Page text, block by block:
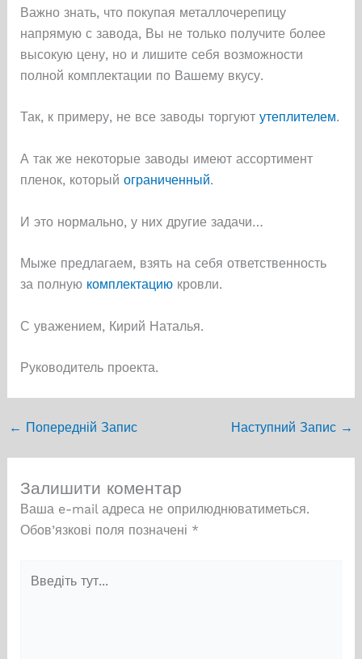
Важно знать, что покупая металлочерепицу
напрямую с завода, Вы не только получите более
высокую цену, но и лишите себя возможности
полной комплектации по Вашему вкусу.
Так, к примеру, не все заводы торгуют утеплителем.
А так же некоторые заводы имеют ассортимент
пленок, который ограниченный.
И это нормально, у них другие задачи…
Мыже предлагаем, взять на себя ответственность
за полную комплектациюкровли.
С уважением, Кирий Наталья.
Руководитель проекта.
← Попередній Запис Наступний Запис →
Залишити коментар
Ваша e-mail адреса не оприлюднюватиметься.
Обов’язкові поля позначені *